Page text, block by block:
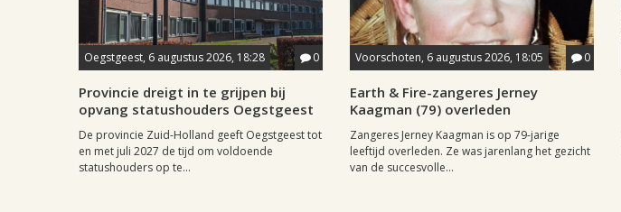
Oegstgeest, 6 augustus 2026, 18:28 0
Provincie dreigt in te grijpen bij
opvang statushouders Oegstgeest
De provincie Zuid-Holland geeft Oegstgeest tot
en met juli 2027 de tijd om voldoende
statushouders op te...
Voorschoten, 6 augustus 2026, 18:05 0
Earth & Fire-zangeres Jerney
Kaagman (79) overleden
Zangeres Jerney Kaagman is op 79-jarige
leeftijd overleden. Ze was jarenlang het gezicht
van de succesvolle...